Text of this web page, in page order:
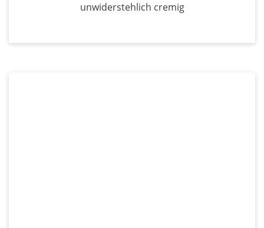
unwiderstehlich cremig